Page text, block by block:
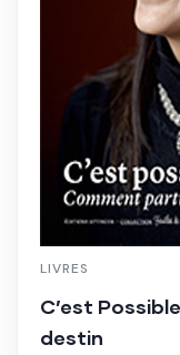
LIVRES
C’est
destin